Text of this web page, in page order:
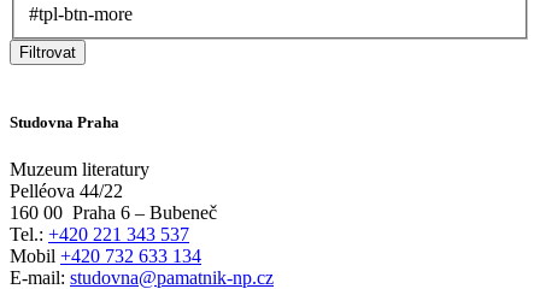
#tpl-btn-more
Filtrovat
Studovna Praha
Muzeum literatury
Pelléova 44/22
160 00 Praha 6 – Bubeneč
Tel.: +420 221 343 537
Mobil +420 732 633 134
E-mail: studovna@pamatnik-np.cz